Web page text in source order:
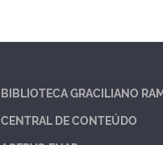
BIBLIOTECA GRACILIANO
CENTRAL DE CONTEÚDO